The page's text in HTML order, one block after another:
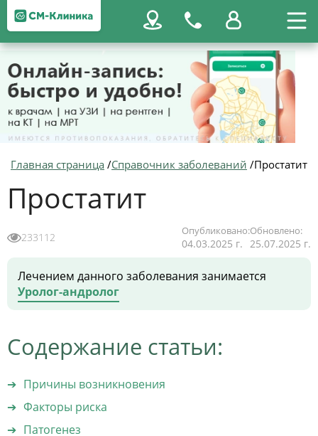
Главная страница /Справочник заболеваний /Простатит
Простатит
233112 Опубликовано:
04.03.2025 г.
Обновлено:
25.07.2025 г.
Лечением данного заболевания занимается
Уролог-андролог
Содержание статьи:
Причины возникновения
Факторы риска
Патогенез